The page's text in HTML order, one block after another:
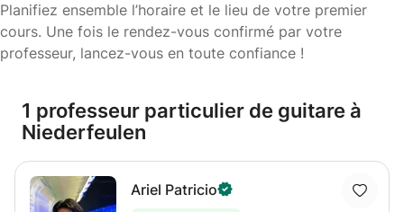
Planifiez ensemble l’horaire et le lieu de votre premier
cours. Une fois le rendez-vous confirmé par votre
professeur, lancez-vous en toute confiance !
1 professeur particulier de guitare à
Niederfeulen
Ariel Patricio